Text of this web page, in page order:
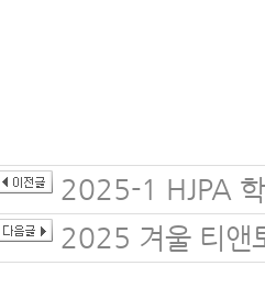
2025-1 HJPA
2025 겨울 티앤